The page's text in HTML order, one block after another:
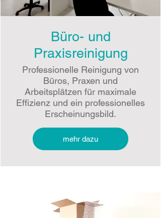
Büro- und
Praxisreinigung
Professionelle Reinigung von
Büros, Praxen und
Arbeitsplätzen für maximale
Effizienz und ein professionelles
Erscheinungsbild.
mehr dazu